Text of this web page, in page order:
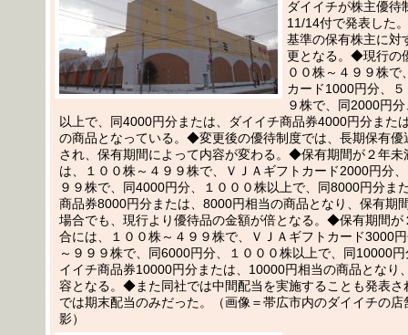
ダイイチが株主優待
11/14付で発表した
基準の保有株主に対
更となる。◆現行の
００株～４９９株で
カード1000円分、
９株で、同2000円
以上で、同4000円分または、ダイイチ商品券4000円分また
の商品となっている。◆変更後の優待制度では、長期保有優
され、保有期間によって内容が変わる。◆保有期間が２年未
は、１００株～４９９株で、ＶＪＡギフトカード2000円分
９９株で、同4000円分、１０００株以上で、同8000円分ま
商品券8000円分または、8000円相当の商品となり、保有期
場合でも、現行より優待品の金額が倍となる。◆保有期間が
合には、１００株～４９９株で、ＶＪＡギフトカード3000
～９９９株で、同6000円分、１０００株以上で、同10000
イイチ商品券10000円分または、10000円相当の商品となり
容となる。◆また同社では中間配当を実施することも発表さ
では期末配当のみだった。（画像＝帯広市内のダイイチの
影）